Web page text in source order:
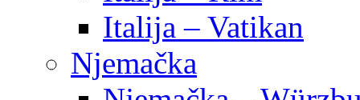
Italija – Vatikan
Njemačka